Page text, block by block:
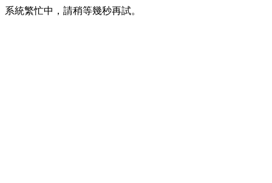
系統繁忙中，請稍等幾秒再試。